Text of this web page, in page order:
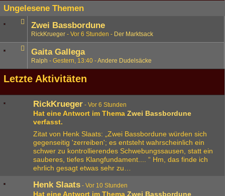
Ungelesene Themen
Zwei Bassbordune
RickKrueger Vor 6 Stunden Der Marktsack
Gaita Gallega
Ralph Gestern, 13:40 Andere Dudelsäcke
Letzte Aktivitäten
RickKrueger - Vor 6 Stunden
Hat eine Antwort im Thema Zwei Bassbordune
verfasst.
Zitat von Henk Slaats: „Zwei Bassbordune würden sich
gegenseitig 'zerreiben'; es entsteht wahrscheinlich ein
schwer zu kontrollierendes Schwebungssausen, statt ein
sauberes, tiefes Klangfundament.... “ Hm, das finde ich
ehrlich gesagt etwas sehr zu…
Henk Slaats - Vor 10 Stunden
Hat eine Antwort im Thema Zwei Bassbordune